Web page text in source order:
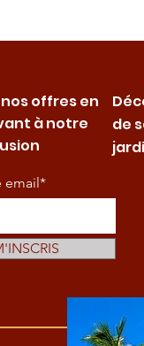
offres en
à notre
email*
de